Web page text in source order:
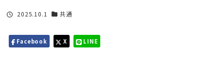
投稿日
2025.10.1
カテゴリー
共通
Facebook X LINE